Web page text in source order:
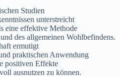
Studien
unterstreicht
e‬ine effektive Methode
d‬es allgemeinen Wohlbefindens.
ermutigt
praktischen Anwendung
positiven Effekte
ausnutzen z‬u können.